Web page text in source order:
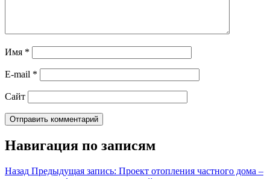
Имя *
E-mail *
Сайт
Навигация по записям
Назад Предыдущая запись: Проект отопления частного дома –